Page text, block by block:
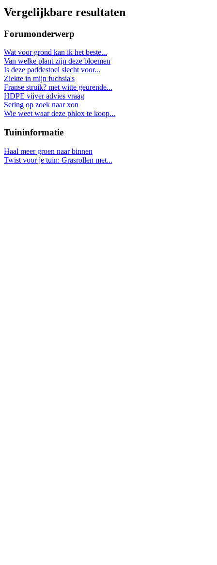
Vergelijkbare resultaten
Forumonderwerp
Wat voor grond kan ik het beste...
Van welke plant zijn deze bloemen
Is deze paddestoel slecht voor...
Ziekte in mijn fuchsia's
Franse struik? met witte geurende...
HDPE vijver advies vraag
Sering op zoek naar xon
Wie weet waar deze phlox te koop...
Tuininformatie
Haal meer groen naar binnen
Twist voor je tuin: Grasrollen met...